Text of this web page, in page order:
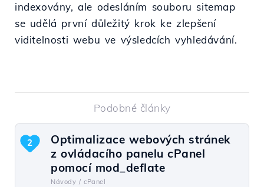
indexovány, ale odesláním souboru sitemap
se udělá první důležitý krok ke zlepšení
viditelnosti webu ve výsledcích vyhledávání.
Podobné články
Optimalizace webových stránek
z ovládacího panelu cPanel
pomocí mod_deflate
Návody / cPanel
2